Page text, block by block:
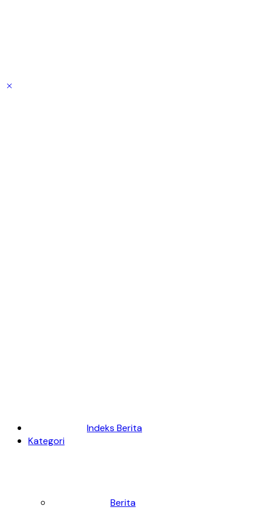
Indeks Berita
Kategori
Berita